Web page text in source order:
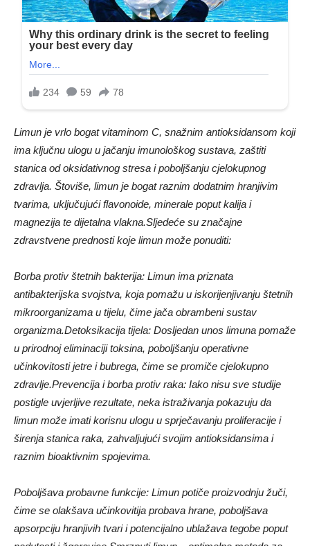
Limun je vrlo bogat vitaminom C, snažnim antioksidansom koji
ima ključnu ulogu u jačanju imunološkog sustava, zaštiti
stanica od oksidativnog stresa i poboljšanju cjelokupnog
zdravlja. Štoviše, limun je bogat raznim dodatnim hranjivim
tvarima, uključujući flavonoide, minerale poput kalija i
magnezija te dijetalna vlakna.Sljedeće su značajne
zdravstvene prednosti koje limun može ponuditi:
Borba protiv štetnih bakterija: Limun ima priznata
antibakterijska svojstva, koja pomažu u iskorijenjivanju štetnih
mikroorganizama u tijelu, čime jača obrambeni sustav
organizma.Detoksikacija tijela: Dosljedan unos limuna pomaže
u prirodnoj eliminaciji toksina, poboljšanju operativne
učinkovitosti jetre i bubrega, čime se promiče cjelokupno
zdravlje.Prevencija i borba protiv raka: Iako nisu sve studije
postigle uvjerljive rezultate, neka istraživanja pokazuju da
limun može imati korisnu ulogu u sprječavanju proliferacije i
širenja stanica raka, zahvaljujući svojim antioksidansima i
raznim bioaktivnim spojevima.
Poboljšava probavne funkcije: Limun potiče proizvodnju žuči,
čime se olakšava učinkovitija probava hrane, poboljšava
apsorpciju hranjivih tvari i potencijalno ublažava tegobe poput